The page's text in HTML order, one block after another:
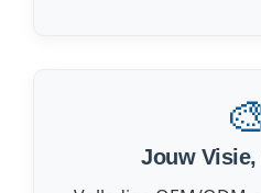
Jouw Visie,